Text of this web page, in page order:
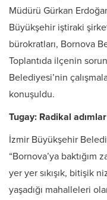
Müdürü Gürkan
Büyükşehir iştiraki
bürokratları, Bornova
Toplantıda ilçenin
Belediyesi’nin
konuşuldu.
Tugay: Radikal
İzmir Büyükşehir
“Bornova’ya baktığım
yer yer sıkışık, bitişik
yaşadığı mahalleleri